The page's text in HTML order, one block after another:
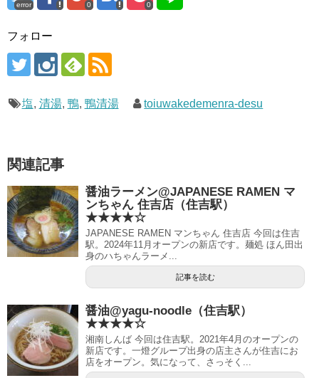
error 0 0
フォロー
塩, 清湯, 鴨, 鴨清湯 toiuwakedemenra-desu
関連記事
醤油ラーメン@JAPANESE RAMEN マ
ンちゃん 住吉店（住吉駅）
★★★★☆
JAPANESE RAMEN マンちゃん 住吉店 今回は住吉
駅。2024年11月オープンの新店です。麺処 ほん田出
身のハちゃんラーメ...
記事を読む
醤油@yagu-noodle（住吉駅）
★★★★☆
湘南しんば 今回は住吉駅。2021年4月のオープンの
新店です。一燈グループ出身の店主さんが住吉にお
店をオープン。気になって、さっそく...